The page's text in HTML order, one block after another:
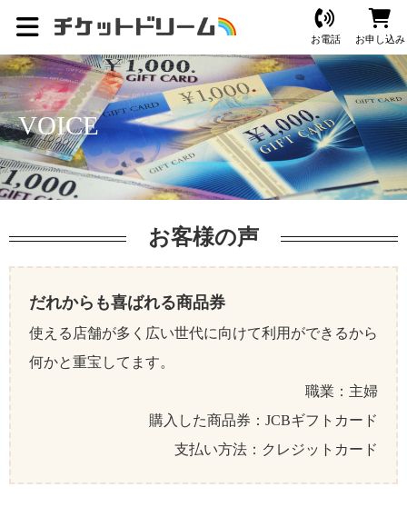
お申し込み
お電話
VOICE
お客様の声
だれからも喜ばれる商品券
使える店舗が多く広い世代に向けて利用ができるから
何かと重宝してます。
職業：主婦
購入した商品券：JCBギフトカード
支払い方法：クレジットカード